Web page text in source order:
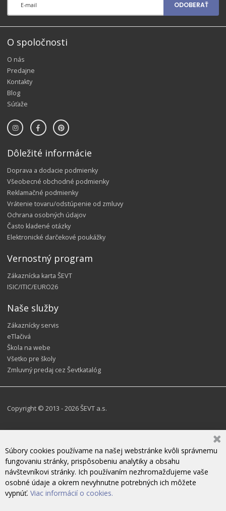
ODOBERAŤ
O spoločnosti
O nás
Predajne
Kontakty
Blog
Súťaže
Dôležité informácie
Doprava a dodacie podmienky
Všeobecné obchodné podmienky
Reklamačné podmienky
Vrátenie tovaru/odstúpenie od zmluvy
Ochrana osobných údajov
Často kladené otázky
Elektronické darčekové poukážky
Vernostný program
Zákaznícka karta ŠEVT
ISIC/ITIC/EURO26
Naše služby
Zákaznícky servis
eTlačivá
Škola na webe
Všetko pre školy
Zmluvný predaj cez Ševtkatalóg
Copyright © 2013 - 2026 ŠEVT a.s.
Súbory cookies používame na našej webstránke kvôli správnemu
fungovaniu stránky, prispôsobeniu analytiky a obsahu
návštevníkovi stránky. Ich používaním nezhromažďujeme vaše
osobné údaje a okrem nevyhnutne potrebných ich môžete
vypnúť. Viac informácií o cookies.